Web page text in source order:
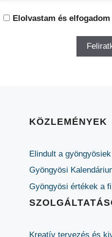
Elolvastam és elfogadom
KÖZLEMÉNYEK
Elindult a
Gyöngyösi
Gyöngyösi értékek a
Kreatív tervezés és